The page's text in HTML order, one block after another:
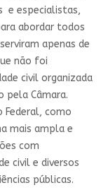
e especialistas,
abordar todos
apenas de
não foi
civil organizada
pela Câmara.
Federal, como
mais ampla e
com
civil e diversos
públicas.